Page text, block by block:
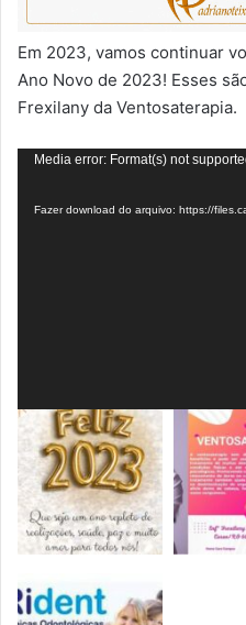
Em 2023, vamos continuar
Ano Novo de 2023! Esses
Frexilany da Ventosaterapia.
Tocador
vídeo
Media error: Format(s) not
Fazer download do arquivo: https://